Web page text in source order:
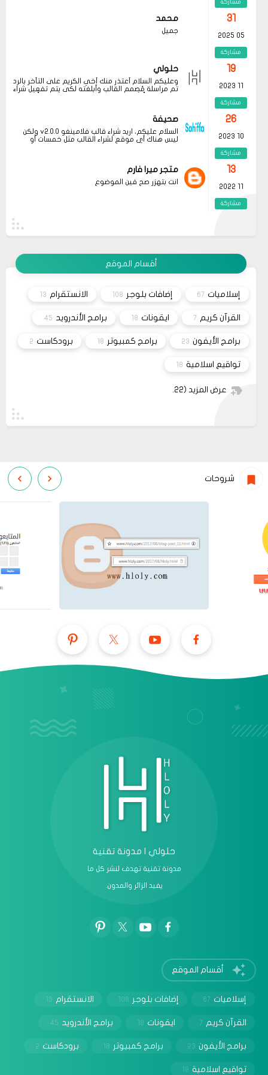
مشاركة
listede yer alan kitaplar, hem kişisel gelişimimize
katkı sağlar hem de farklı bakış açıları
önerilere göz atmak, kendimize yatırım
yapmanın en güzel yollarından biridir.
31
05 2025
مشاركة
محمد
جميل
19
11 2023
مشاركة
حلولي
وعليكم السلام أعتذر منك أخي الكريم على التأخر بالرد
تم مراسلة مُصمم القالب وأبلغته لكي يتم تفعيل شراء
26
10 2023
مشاركة
صحيفة
السلام عليكم، اريد شراء قالب فلامينغو v2.0.0 ولكن
ليس هناك أي موقع لشراء القالب مثل خمسات أو
13
11 2022
مشاركة
متجر ميرا فارم
انت بتهزر صح فين الموضوع
مشاركة
أو عمل إعادة ضبط المصنع
قم بتجربة تحديث الطابعه
أقسام الموقع
إسلاميات 67 إضافات بلوجر 108 الانستقرام 13
القرآن كريم 7 ايقونات 18 برامج الأندرويد 45
برامج الأيفون 23 برامج كمبيوتر 18 برودكاست 2
تواقيع اسلامية 18
عرض المزيد (22)
شروحات
حلولي | مدونة تقنية
مدونة تقنية تهدف لنشر كل ما
يفيد الزائر والمدون.
أقسام الموقع
إسلاميات 67 إضافات بلوجر 108 الانستقرام 13
القرآن كريم 7 ايقونات 18 برامج الأندرويد 45
برامج الأيفون 23 برامج كمبيوتر 18 برودكاست 2
تواقيع اسلامية 18